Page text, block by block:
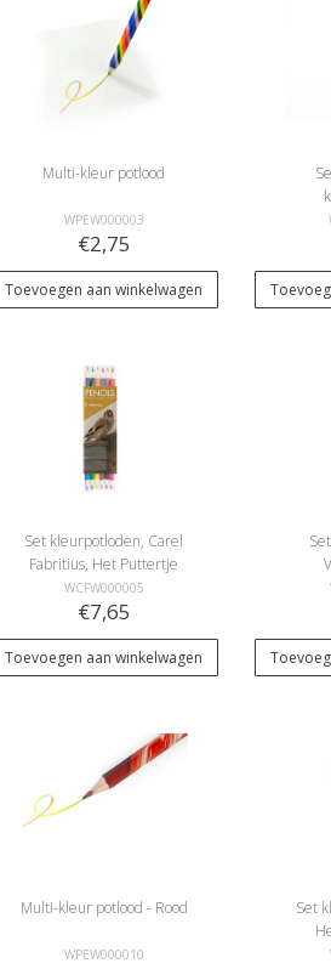
Multi-kleur potlood
WPEW000003
€2,75
Toevoegen aan winkelwagen
Set kleurpotloden, Carel
Fabritius, Het Puttertje
WCFW000005
€7,65
Toevoegen aan winkelwagen
Multi-kleur potlood - Rood
WPEW000010
Set